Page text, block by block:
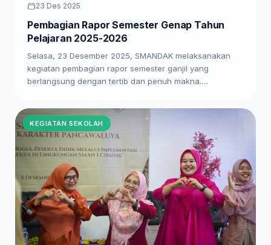
23 Des 2025
Pembagian Rapor Semester Genap Tahun
Pelajaran 2025-2026
Selasa, 23 Desember 2025, SMANDAK melaksanakan
kegiatan pembagian rapor semester ganjil yang
berlangsung dengan tertib dan penuh makna.…
KEGIATAN SEKOLAH